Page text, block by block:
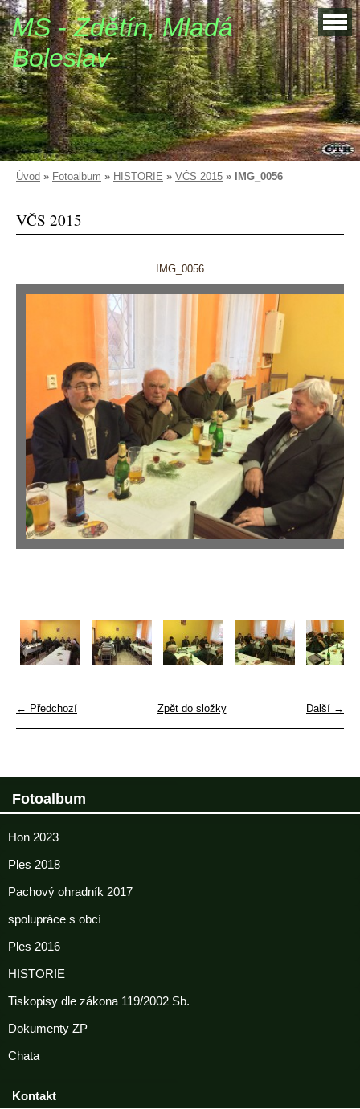
MS - Zdětín, Mladá
Boleslav
Úvod » Fotoalbum » HISTORIE » VČS 2015 » IMG_0056
VČS 2015
IMG_0056
← Předchozí Další →
Zpět do složky
Fotoalbum
Hon 2023
Ples 2018
Pachový ohradník 2017
spolupráce s obcí
Ples 2016
HISTORIE
Tiskopisy dle zákona 119/2002 Sb.
Dokumenty ZP
Chata
Kontakt